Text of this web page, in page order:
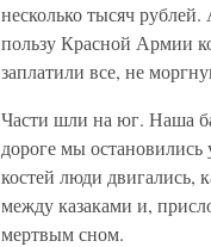
несколько тысяч
пользу Красной Армии
заплатили все, не
Части шли на юг. Наша
дороге мы
костей люди двигались,
между казаками и,
мертвым сном.